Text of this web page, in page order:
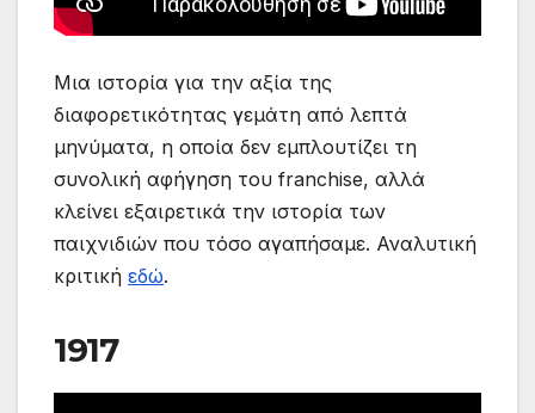
Μια ιστορία για την αξία της
διαφορετικότητας γεμάτη από λεπτά
μηνύματα, η οποία δεν εμπλουτίζει τη
συνολική αφήγηση του franchise, αλλά
κλείνει εξαιρετικά την ιστορία των
παιχνιδιών που τόσο αγαπήσαμε. Αναλυτική
κριτική εδώ.
1917